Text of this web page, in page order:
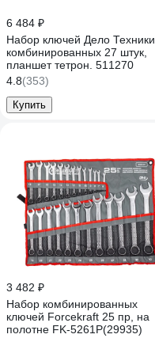
6 484 ₽
Набор ключей Дело Техники
комбинированных 27 штук,
планшет тетрон. 511270
4.8(353)
Купить
3 482 ₽
Набор комбинированных
ключей Forcekraft 25 пр, на
полотне FK-5261P(29935)